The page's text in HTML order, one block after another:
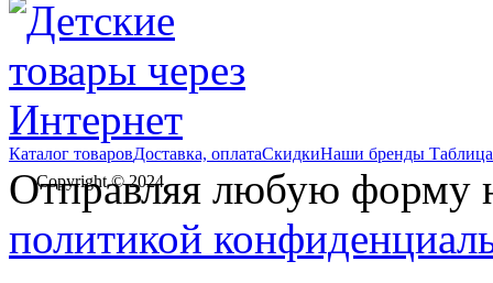
Каталог товаровДоставка, оплатаСкидкиНаши бренды
Copyright © 2024
Отправляя любую форму
политикой